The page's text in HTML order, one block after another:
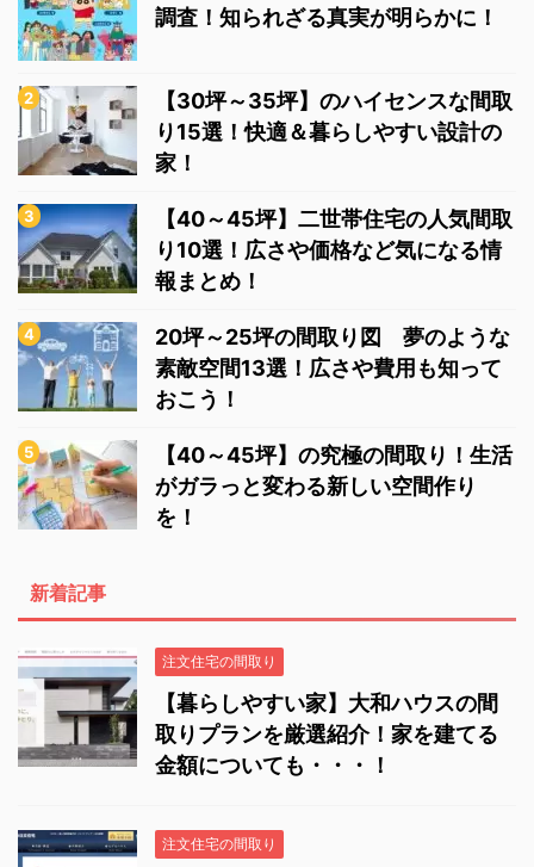
調査！知られざる真実が明らかに！
【30坪～35坪】のハイセンスな間取
り15選！快適＆暮らしやすい設計の
家！
【40～45坪】二世帯住宅の人気間取
り10選！広さや価格など気になる情
報まとめ！
20坪～25坪の間取り図 夢のような
素敵空間13選！広さや費用も知って
おこう！
【40～45坪】の究極の間取り！生活
がガラっと変わる新しい空間作り
を！
新着記事
注文住宅の間取り
【暮らしやすい家】大和ハウスの間
取りプランを厳選紹介！家を建てる
金額についても・・・！
注文住宅の間取り